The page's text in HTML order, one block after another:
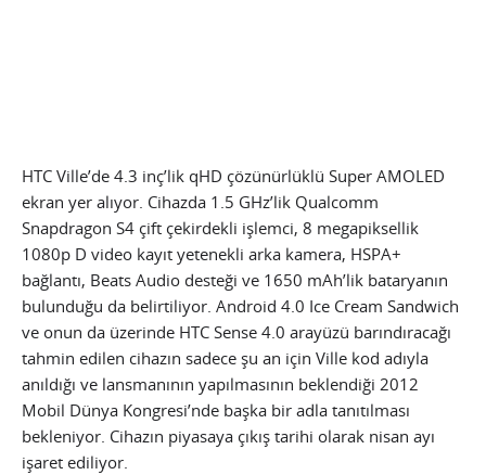
HTC Ville’de 4.3 inç’lik qHD çözünürlüklü Super AMOLED
ekran yer alıyor. Cihazda 1.5 GHz’lik Qualcomm
Snapdragon S4 çift çekirdekli işlemci, 8 megapiksellik
1080p D video kayıt yetenekli arka kamera, HSPA+
bağlantı, Beats Audio desteği ve 1650 mAh’lik bataryanın
bulunduğu da belirtiliyor. Android 4.0 Ice Cream Sandwich
ve onun da üzerinde HTC Sense 4.0 arayüzü barındıracağı
tahmin edilen cihazın sadece şu an için Ville kod adıyla
anıldığı ve lansmanının yapılmasının beklendiği 2012
Mobil Dünya Kongresi’nde başka bir adla tanıtılması
bekleniyor. Cihazın piyasaya çıkış tarihi olarak nisan ayı
işaret ediliyor.